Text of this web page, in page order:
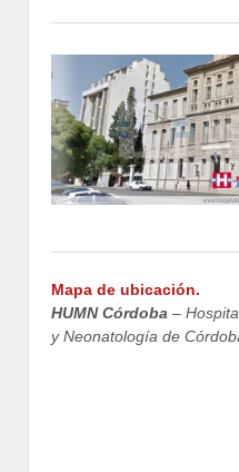
Mapa de ubicación.
HUMN Córdoba –
y Neonatología de